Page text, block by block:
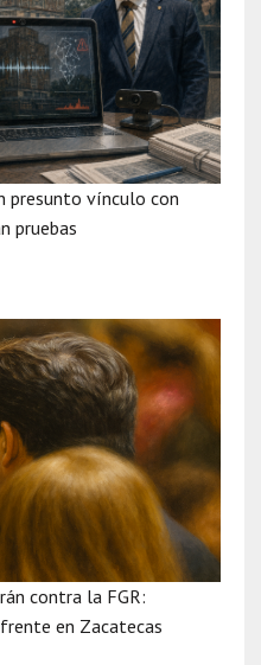
presunto vínculo con
pruebas
contra la FGR:
en Zacatecas